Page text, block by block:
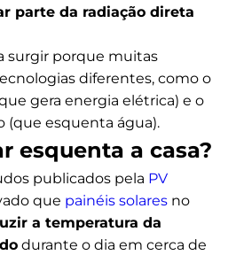
parte da radiação direta
surgir porque muitas
diferentes, como o
gera energia elétrica) e o
(que esquenta água).
esquenta a casa?
publicados pela PV
que painéis solares no
a temperatura da
durante o dia em cerca de